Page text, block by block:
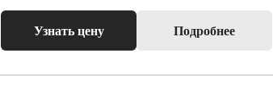
Узнать цену Подробнее